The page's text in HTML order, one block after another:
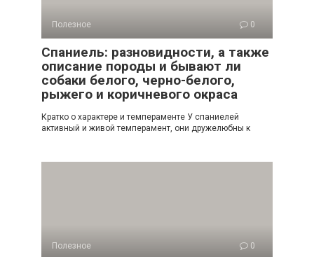
Полезное 0
Спаниель: разновидности, а также
описание породы и бывают ли
собаки белого, черно-белого,
рыжего и коричневого окраса
Кратко о характере и темпераменте У спаниелей
активный и живой темперамент, они дружелюбны к
Полезное 0